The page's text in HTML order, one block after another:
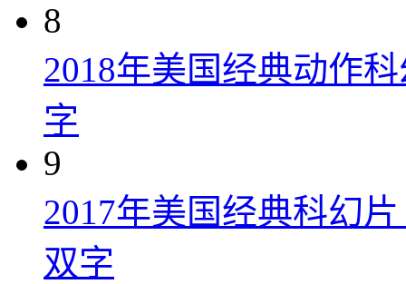
8
2018年美国经典动作
字
9
2017年美国经典科幻
双字